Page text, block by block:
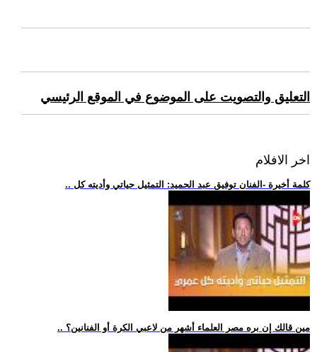
التعليق والتصويت على الموضوع في الموقع الرئيسي
اخر الافلام
.. كلمة أخيرة -الفنان توفيق عبد الحميد: التمثيل حياتي وأديته كل
.. مين قالك إن بره مصر العلماء أشهر من لاعبي الكرة أو الفنانين؟